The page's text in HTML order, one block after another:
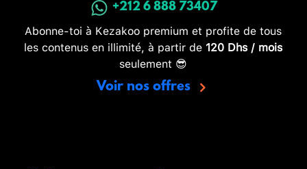
+212 6 888 73407
Abonne-toi à Kezakoo premium et profite de tous
les contenus en illimité, à partir de 120 Dhs / mois
seulement 😎
Voir nos offres